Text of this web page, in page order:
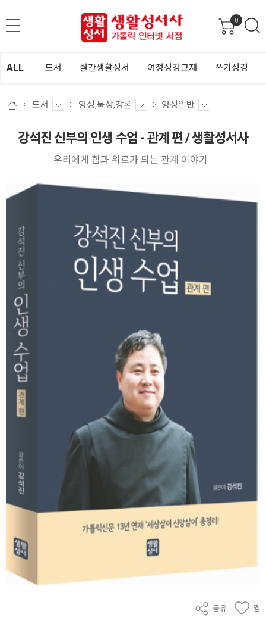
0
ALL 도서 월간생활성서 여정성경교재 쓰기성경
도서 영성,묵상,강론 영성일반
강석진 신부의 인생 수업 - 관계 편 / 생활성서사
우리에게 힘과 위로가 되는 관계 이야기
공유 찜